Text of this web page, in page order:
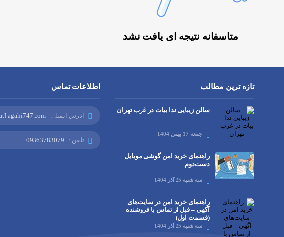
متاسفانه نتیجه ای یافت نشد
تازه ترین مطالب
سالن زیبایی ندا بیات در غرب تهران
جمعه 17 بهمن 1404
راهنمای خرید امن گوشی موبایل
دست‌دوم
سه شنبه 25 آذر 1404
راهنمای خرید امن در سایت‌های
آگهی – قبل از تماس با فروشنده
(قسمت اول)
سه شنبه 25 آذر 1404
اطلاعات تماس
آدرس ایمیل: agahi747.com
تلفن : 09363783079